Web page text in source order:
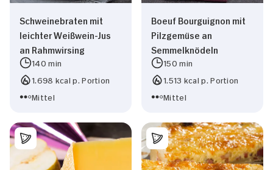
Schweinebraten mit
leichter Weißwein-Jus
an Rahmwirsing
140 min
1.698 kcal p. Portion
Mittel
Boeuf Bourguignon mit
Pilzgemüse an
Semmelknödeln
150 min
1.513 kcal p. Portion
Mittel